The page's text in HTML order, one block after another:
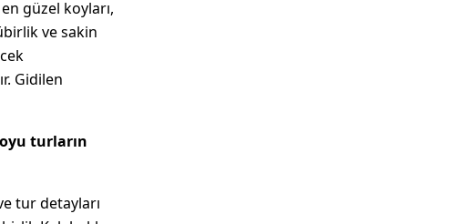
güzel koyları,
ve sakin
Gidilen
turların
tur detayları